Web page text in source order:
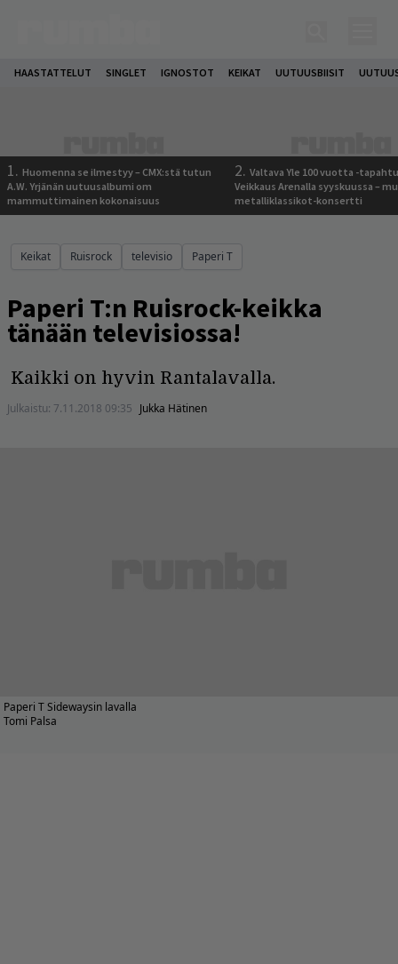
HAASTATTELUT SINGLET IGNOSTOT KEIKAT UUTUUSBIISIT
1. Huomenna se ilmestyy – CMX:stä tutun
A.W. Yrjänän uutuusalbumi om
mammuttimainen kokonaisuus
2. Valtava Yle 100 vuotta -
Veikkaus Arenalla syyskuussa –
metalliklassikot-konsertti
Keikat Ruisrock televisio Paperi T
Paperi T:n Ruisrock-keikka
tänään televisiossa!
Kaikki on hyvin Rantalavalla.
Julkaistu: 7.11.2018 09:35 Jukka Hätinen
Paperi T Sidewaysin lavalla
Tomi Palsa